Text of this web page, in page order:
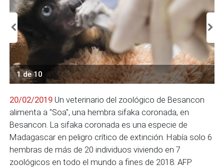
1 de 10
20/02/2019 Un veterinario del zoológico de Besancon
alimenta a "Soa", una hembra sifaka coronada, en
Besancon. La sifaka coronada es una especie de
Madagascar en peligro crítico de extinción. Había solo 6
hembras de más de 20 individuos viviendo en 7
zoológicos en todo el mundo a fines de 2018. AFP